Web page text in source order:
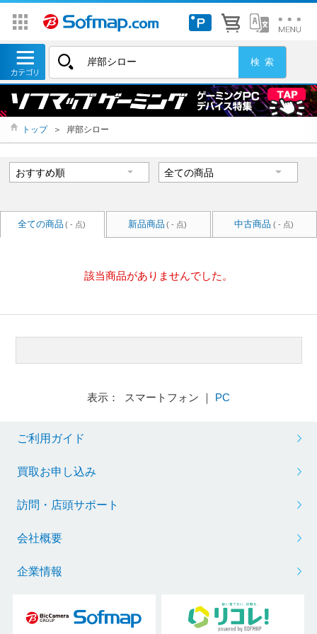
トップ ＞ 岸部シロー
全ての商品 ( - 点) 新品商品 ( - 点) 中古商品 ( - 点)
該当商品がありませんでした。
表示： スマートフォン ｜ PC
ご利用ガイド
買取お申し込み
訪問・店頭サポート
会社概要
企業情報